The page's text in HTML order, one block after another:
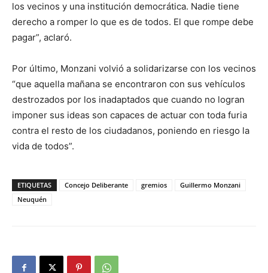
los vecinos y una institución democrática. Nadie tiene
derecho a romper lo que es de todos. El que rompe debe
pagar”, aclaró.
Por último, Monzani volvió a solidarizarse con los vecinos
“que aquella mañana se encontraron con sus vehículos
destrozados por los inadaptados que cuando no logran
imponer sus ideas son capaces de actuar con toda furia
contra el resto de los ciudadanos, poniendo en riesgo la
vida de todos”.
ETIQUETAS Concejo Deliberante gremios
Guillermo Monzani
Neuquén